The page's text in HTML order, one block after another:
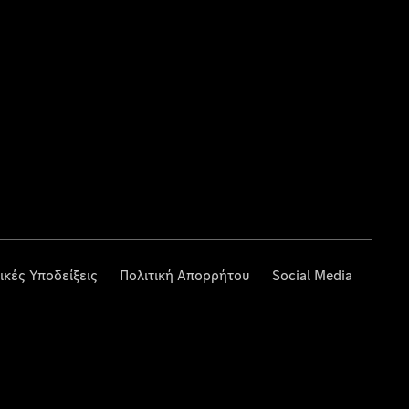
Υποδείξεις Πολιτική Απορρήτου Social Media